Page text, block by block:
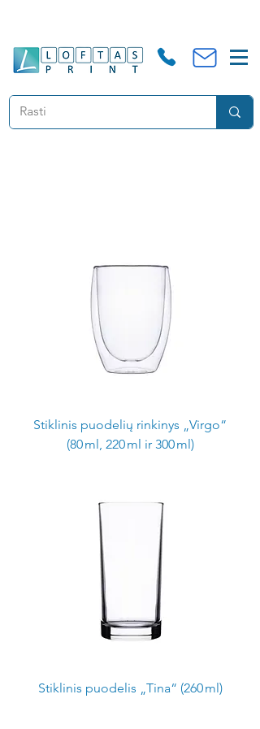
Stiklinis puodelių rinkinys „Virgo“
(80 ml, 220 ml ir 300 ml)
Stiklinis puodelis „Tina“ (260 ml)